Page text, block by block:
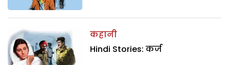
कहानी
Hindi Stories: कर्ज